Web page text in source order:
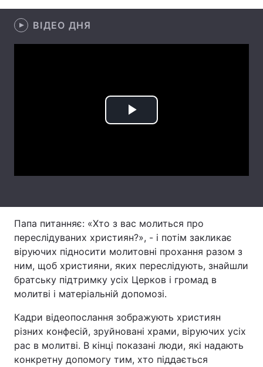
Статті
Архів Вакансії
Послуги
Тема оформлення
ВІДЕО ДНЯ
Play
Папа питанняє: «Хто з вас молиться про
переслідуваних християн?», - і потім закликає
віруючих підносити молитовні прохання разом з
ним, щоб християни, яких переслідують, знайшли
братську підтримку усіх Церков і громад в
молитві і матеріальній допомозі.
Кадри відеопослання зображують християн
різних конфесій, зруйновані храми, віруючих усіх
рас в молитві. В кінці показані люди, які надають
конкретну допомогу тим, хто піддається